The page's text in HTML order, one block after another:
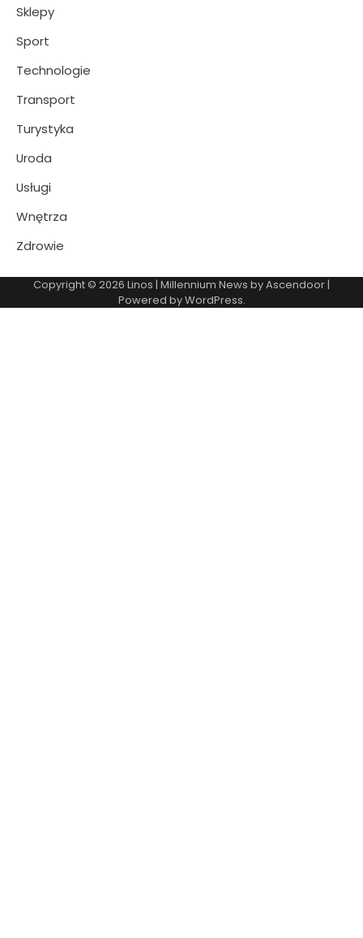
Sklepy
Sport
Technologie
Transport
Turystyka
Uroda
Usługi
Wnętrza
Zdrowie
Copyright © 2026 Linos | Millennium News byAscendoor|
Powered byWordPress.